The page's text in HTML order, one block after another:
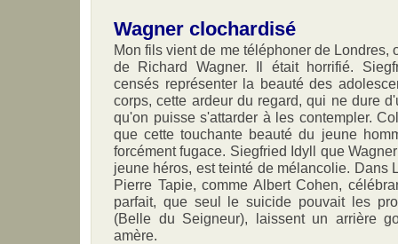
Wagner clochardisé
Mon fils vient de me téléphoner de Londres,
de Richard Wagner. Il était horrifié.
censés représenter la beauté des
corps, cette ardeur du regard, qui ne dure
qu'on puisse s'attarder à les contempler.
que cette touchante beauté du jeune
forcément fugace. Siegfried Idyll que
jeune héros, est teinté de mélancolie. Dans
Pierre Tapie, comme Albert Cohen,
parfait, que seul le suicide pouvait les
(Belle du Seigneur), laissent un arrière
amère.